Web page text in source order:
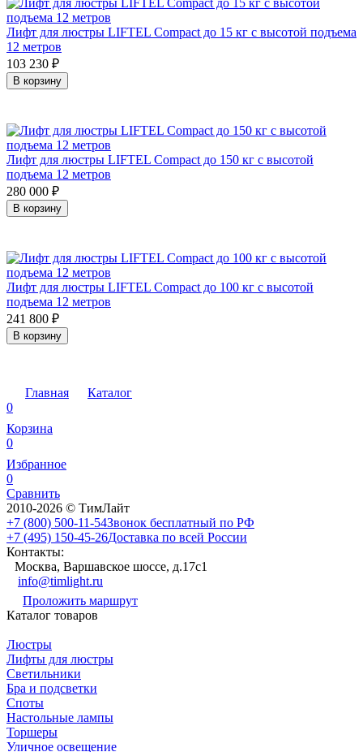
Лифт для люстры LIFTEL Compact до 15 кг с высотой подъема
12 метров
103 230 ₽
В корзину
Лифт для люстры LIFTEL Compact до 150 кг с высотой
подъема 12 метров
280 000 ₽
В корзину
Лифт для люстры LIFTEL Compact до 100 кг с высотой
подъема 12 метров
241 800 ₽
В корзину
Главная
Каталог
0
Корзина
0
Избранное
0
Сравнить
2010-2026 © ТимЛайт
+7 (800) 500-11-54Звонок бесплатный по РФ
+7 (495) 150-45-26Доставка по всей России
Контакты:
Москва, Варшавское шоссе, д.17c1
info@timlight.ru
Проложить маршрут
Каталог товаров
Люстры
Лифты для люстры
Светильники
Бра и подсветки
Споты
Настольные лампы
Торшеры
Уличное освещение